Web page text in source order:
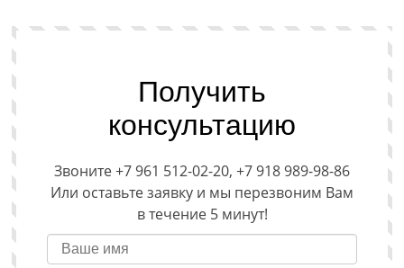
Получить
консультацию
Звоните +7 961 512-02-20, +7 918 989-98-86
Или оставьте заявку и мы перезвоним Вам
в течение 5 минут!